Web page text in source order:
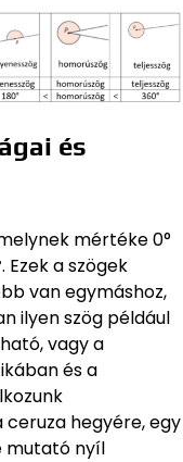
és
mértéke 0°
. Ezek a szögek
van egymáshoz,
ilyen szög például
vagy a
és a
ceruza hegyére, egy
mutató nyíl